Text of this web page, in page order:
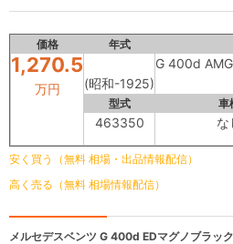
価格 年式
1,270.5
万円 (昭和-1925)
G 400d
型式 車
463350 な
安く買う（無料 相場・出品情報配信）
高く売る（無料 相場情報配信）
メルセデスベンツ G 400d EDマグノブラッ